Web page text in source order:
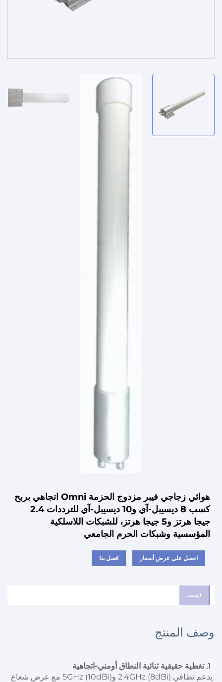
هوائي زجاجي فيبر مزدوج الحزمة Omni اتجاهي بربح
كسب 8 ديسيبل-آي و10 ديسيبل-آي للترددات 2.4
جيجا هرتز و5 جيجا هرتز، للشبكات اللاسلكية
المؤسسية وشبكات الحرم الجامعي
احصل على عرض أسعار اتصل بنا
الوصف
وصف المنتج
1. تغطية حقيقية ثنائية النطاق أومني-اتجاهية